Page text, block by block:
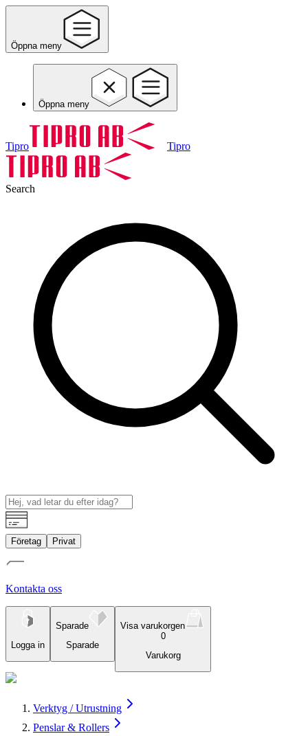
Öppna meny
Öppna meny
Tipro Tipro
Search
Företag Privat
Kontakta oss
Logga in
Sparade
Sparade
Visa varukorgen
0
Varukorg
Verktyg / Utrustning
Penslar & Rollers